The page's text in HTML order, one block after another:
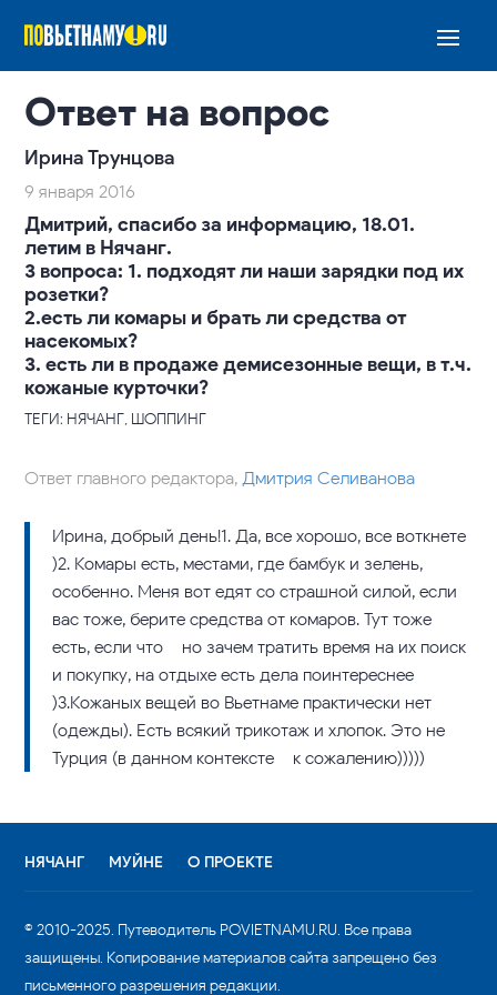
Ответ на вопрос
Ирина Трунцова
9 января 2016
Дмитрий, спасибо за информацию, 18.01.
летим в Нячанг.
3 вопроса: 1. подходят ли наши зарядки под их
розетки?
2.есть ли комары и брать ли средства от
насекомых?
3. есть ли в продаже демисезонные вещи, в т.ч.
кожаные курточки?
ТЕГИ: НЯЧАНГ, ШОППИНГ
Ответ главного редактора,Дмитрия Селиванова
Ирина, добрый день!1. Да, все хорошо, все воткнете
)2. Комары есть, местами, где бамбук и зелень,
особенно. Меня вот едят со страшной силой, если
вас тоже, берите средства от комаров. Тут тоже
есть, если что – но зачем тратить время на их поиск
и покупку, на отдыхе есть дела поинтереснее
)3.Кожаных вещей во Вьетнаме практически нет
(одежды). Есть всякий трикотаж и хлопок. Это не
Турция (в данном контексте – к сожалению)))))
НЯЧАНГ МУЙНЕ О ПРОЕКТЕ
© 2010-2025. Путеводитель POVIETNAMU.RU. Все права
защищены. Копирование материалов сайта запрещено без
письменного разрешения редакции.